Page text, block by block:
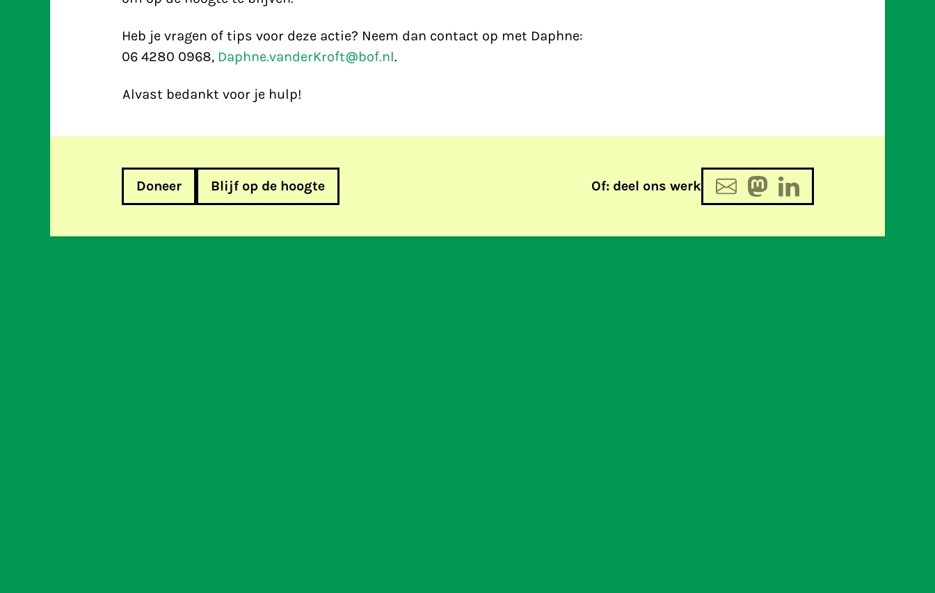
Heb je vragen of tips voor deze actie? Neem dan contact op met Daphne:
06 4280 0968, Daphne.vanderKroft@bof.nl.
Alvast bedankt voor je hulp!
Doneer Blijf op de hoogte Of: deel ons werk